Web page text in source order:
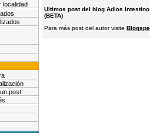
localidad
post
Ultimos post del blog Adios
(BETA)
Para más post del autor visite